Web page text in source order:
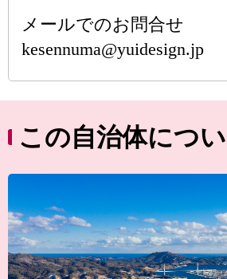
メールでのお問合せ
kesennuma@yuidesign.jp
この自治体につ